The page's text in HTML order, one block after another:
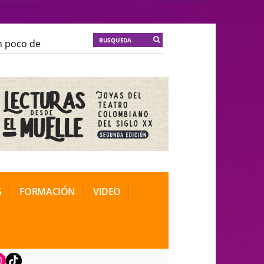
de locura para la cordura KT :: |
de Teatro Rosa
FORMACIÓN VIDEO
TikTok